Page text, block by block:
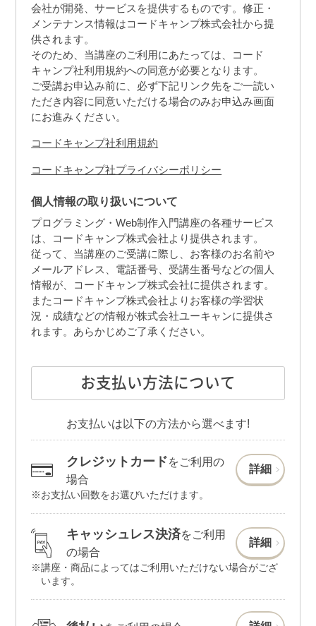
会社が開発、サービスを提供するものです。修正・
メンテナンス情報はコードキャンプ株式会社から提
供されます。
そのため、当講座のご利用にあたっては、コード
キャンプ社利用規約への同意が必要となります。
ご受講お申込み前に、必ず下記リンク先をご一読い
ただき内容に同意いただける場合のみお申込み画面
にお進みください。
コードキャンプ社利用規約
コードキャンプ社プライバシーポリシー
個人情報の取り扱いについて
プログラミング・Web制作入門講座の各種サービス
は、コードキャンプ株式会社より提供されます。
従って、当講座のご受講に際し、お客様のお名前や
メールアドレス、電話番号、受講生番号などの個人
情報が、コードキャンプ株式会社に提供されます。
またコードキャンプ株式会社よりお客様の学習状
況・成績などの情報が株式会社ユーキャンに提供さ
れます。あらかじめご了承ください。
お支払い方法について
お支払いは以下の方法から選べます!
クレジットカードをご利用の
場合
詳細
お支払い回数をお選びいただけます。
キャッシュレス決済をご利用
の場合
詳細
講座・商品によってはご利用いただけない場合がござ
います。